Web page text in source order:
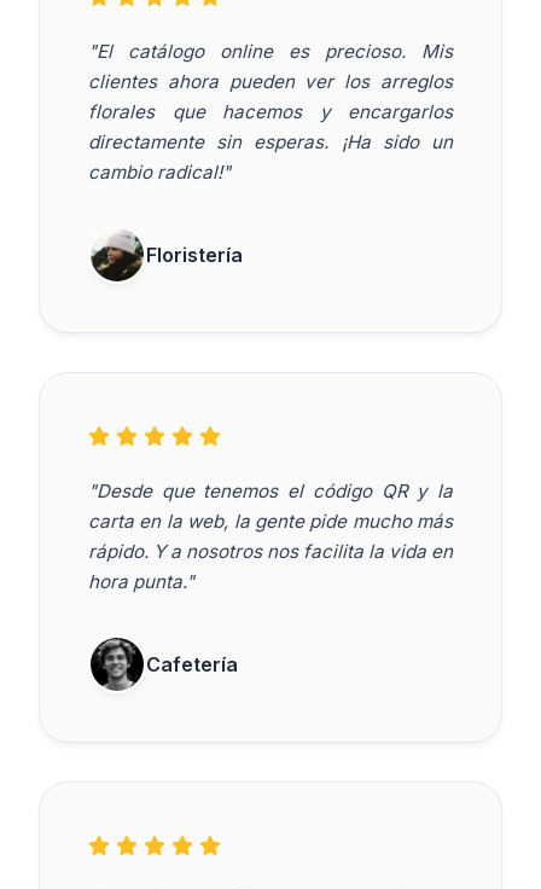
"El catálogo online es precioso. Mis
clientes ahora pueden ver los arreglos
florales que hacemos y encargarlos
directamente sin esperas. ¡Ha sido un
cambio radical!"
Floristería
"Desde que tenemos el código QR y la
carta en la web, la gente pide mucho más
rápido. Y a nosotros nos facilita la vida en
hora punta."
Cafetería